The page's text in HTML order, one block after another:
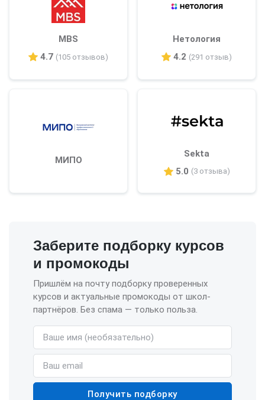
MBS
4.7 (105 отзывов)
Нетология
4.2 (291 отзыв)
МИПО
Sekta
5.0 (3 отзыва)
Заберите подборку курсов
и промокоды
Пришлём на почту подборку проверенных
курсов и актуальные промокоды от школ-
партнёров. Без спама — только польза.
Имя (необязательно)
Email
Получить подборку